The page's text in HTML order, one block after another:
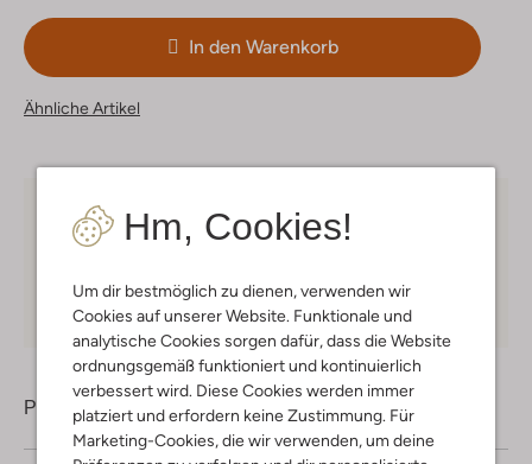
Hm, Cookies!
Um dir bestmöglich zu dienen, verwenden wir
Cookies auf unserer Website. Funktionale und
analytische Cookies sorgen dafür, dass die Website
ordnungsgemäß funktioniert und kontinuierlich
verbessert wird. Diese Cookies werden immer
platziert und erfordern keine Zustimmung. Für
Marketing-Cookies, die wir verwenden, um deine
In den Warenkorb
Ähnliche Artikel
Kostenloser Versandab € 75 für Club-Omoda
Mitglieder in Deutschland
Kauf auf Rechnung 30 Tagen Rückgaberecht
Produktinformation